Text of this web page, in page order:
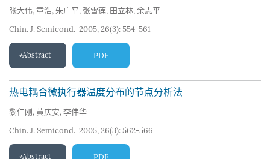
张大伟, 章浩, 朱广平, 张雪莲, 田立林, 余志平
Chin. J. Semicond. 2005, 26(3): 554-561
Abstract PDF
热电耦合微执行器温度分布的节点分析法
黎仁刚 , 黄庆安, 李伟华
Chin. J. Semicond. 2005, 26(3): 562-566
Abstract PDF